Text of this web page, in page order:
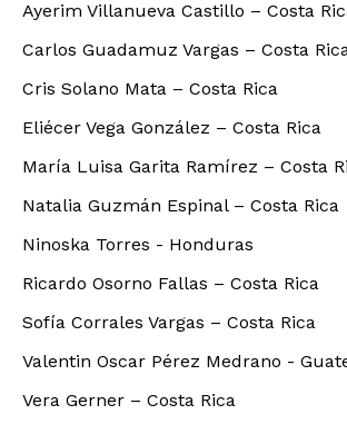
Ayerim Villanueva Castillo – Costa
Carlos Guadamuz Vargas – Costa
Cris Solano Mata – Costa Rica
Eliécer Vega González – Costa Rica
María Luisa Garita Ramírez – Costa
Natalia Guzmán Espinal – Costa Rica
Ninoska Torres - Honduras
Ricardo Osorno Fallas – Costa Rica
Sofía Corrales Vargas – Costa Rica
Valentin Oscar Pérez Medrano -
Vera Gerner – Costa Rica